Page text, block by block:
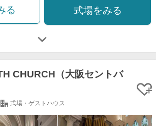
る 式場をみる
CHURCH（大阪セントバ
式場・ゲストハウス